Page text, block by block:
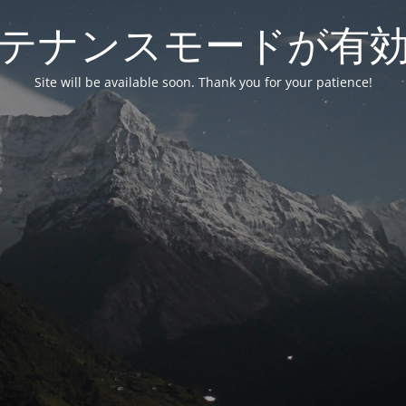
ナンスモードが有
Site will be available soon. Thank you for your patience!